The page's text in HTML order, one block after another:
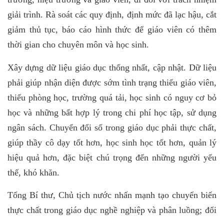
giải trình. Rà soát các quy định, định mức đã lạc hậu, cắt
giảm thủ tục, báo cáo hình thức để giáo viên có thêm
thời gian cho chuyên môn và học sinh.
Xây dựng dữ liệu giáo dục thống nhất, cập nhật. Dữ liệu
phải giúp nhận diện được sớm tình trạng thiếu giáo viên,
thiếu phòng học, trường quá tải, học sinh có nguy cơ bỏ
học và những bất hợp lý trong chi phí học tập, sử dụng
ngân sách. Chuyển đổi số trong giáo dục phải thực chất,
giúp thầy cô dạy tốt hơn, học sinh học tốt hơn, quản lý
hiệu quả hơn, đặc biệt chú trọng đến những người yếu
thế, khó khăn.
Tổng Bí thư, Chủ tịch nước nhấn mạnh tạo chuyển biến
thực chất trong giáo dục nghề nghiệp và phân luồng; đổi